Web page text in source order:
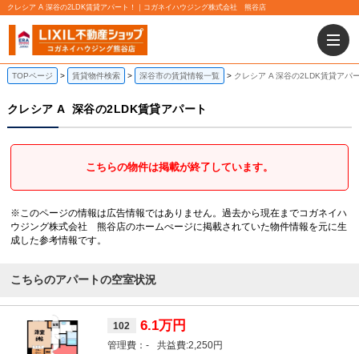
クレシア A 深谷の2LDK賃貸アパート！｜コガネイハウジング株式会社 熊谷店
TOPページ 賃貸物件検索 深谷市の賃貸情報一覧 クレシア A 深谷の2LDK賃貸アパ
クレシア A 深谷の2LDK賃貸アパート
こちらの物件は掲載が終了しています。
※このページの情報は広告情報ではありません。過去から現在までコガネイハ
ウジング株式会社 熊谷店のホームぺージに掲載されていた物件情報を元に生
成した参考情報です。
こちらのアパートの空室状況
102 6.1万円
- 2,250円